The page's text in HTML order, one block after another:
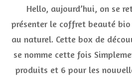
Hello, aujourd’hui, on se
présenter le coffret beauté bio
au naturel. Cette box de
se nomme cette fois
produits et 6 pour les